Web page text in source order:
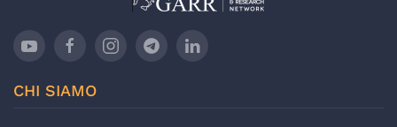
CHI SIAMO